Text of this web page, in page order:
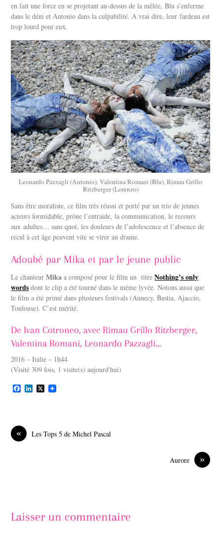
en fait une force en se projetant au-dessus de la mêlée, Blu s’enferme
dans le déni et Antonio dans la culpabilité. A vrai dire, leur fardeau est
trop lourd pour eux.
Leonardo Pazzagli (Antonio), Valentina Romani (Blu), Rimau Grillo
Ritzberger (Lorenzo)
Sans être moraliste, ce film très réussi et porté par un trio de jeunes
acteurs formidable, prône l’entraide, la communication, le recours
aux adultes… sans quoi, les douleurs de l’adolescence et l’absence de
recul à cet âge peuvent vite se virer au drame.
Adoubé par Mika et par le jeune public
Le chanteurMika a composé pour le film un titreNothing’s only
words dont le clip a été tourné dans le même lyvée. Notons aussi que
le film a été primé dans plusieurs festivals (Annecy, Bastia, Ajaccio,
Toulouse). C’est mérité.
De Ivan Cotroneo, avec Rimau Grillo Ritzberger,
Valentina Romani, Leonardo Pazzagli…
2016 – Italie – 1h44
(Visité 309 fois, 1 visite(s) aujourd'hui)
F
o
o
k
L
I
X
« Les Tops 5 de Michel Pascal
»
Aurore
Laisser un commentaire